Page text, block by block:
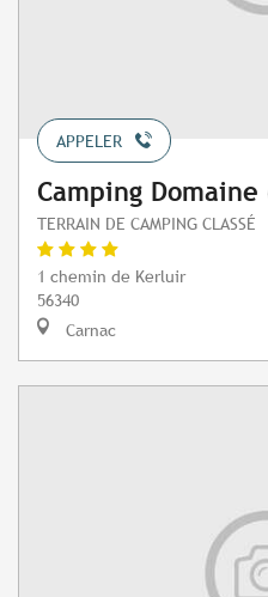
APPELER
Camping
TERRAIN DE CAMPING CLASSÉ
1 chemin de Kerluir
56340
Carnac